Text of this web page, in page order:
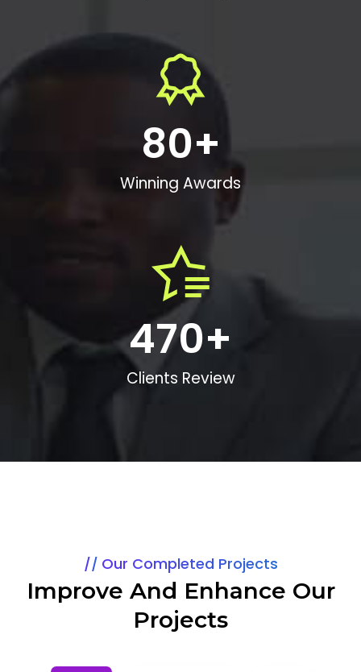
Winning Awards
80+
Clients Review
470+
Our Completed Projects
Improve And Enhance Our
Projects